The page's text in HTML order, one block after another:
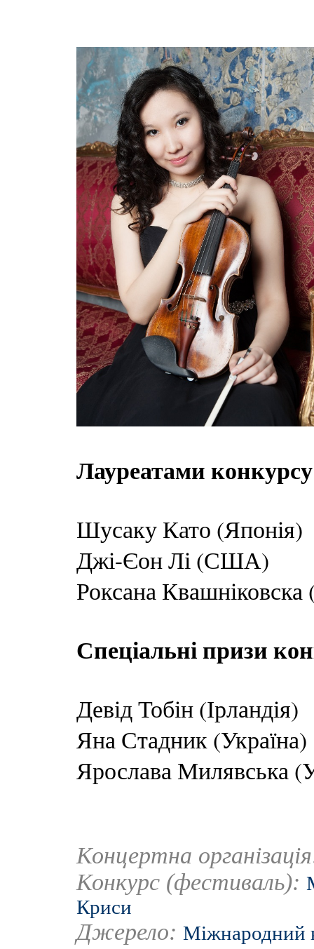
Лауреатами
Шусаку Като (Японія)
Джі-Єон Лі (США)
Роксана
Спеціальні призи
Девід Тобін (Ірландія)
Яна Стадник (Україна)
Ярослава Милявська
Концертна
Конкурс (фестиваль):
Криси
Джерело: Міжнародний